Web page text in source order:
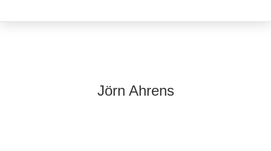
Jörn Ahrens